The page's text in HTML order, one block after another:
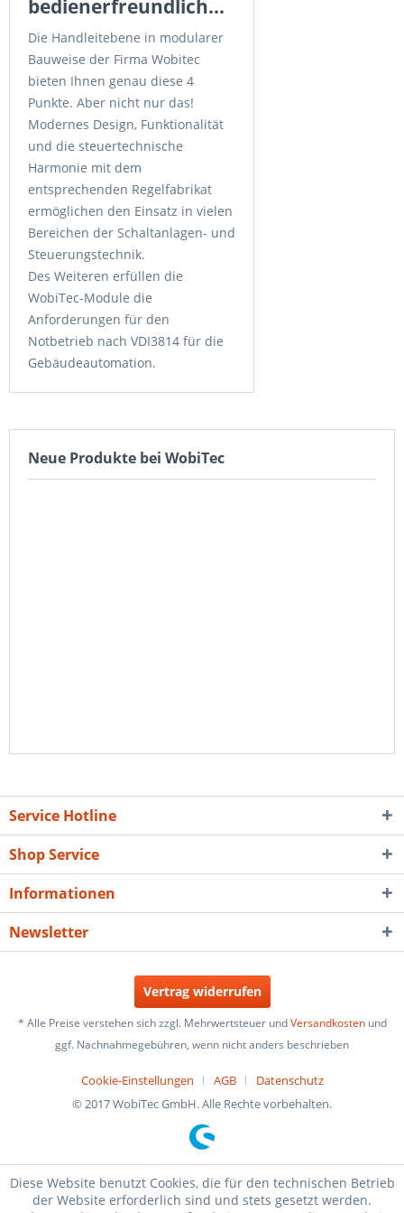
bedienerfreundlich...
Die Handleitebene in modularer
Bauweise der Firma Wobitec
bieten Ihnen genau diese 4
Punkte. Aber nicht nur das!
Modernes Design, Funktionalität
und die steuertechnische
Harmonie mit dem
entsprechenden Regelfabrikat
ermöglichen den Einsatz in vielen
Bereichen der Schaltanlagen- und
Steuerungstechnik.
Des Weiteren erfüllen die
WobiTec-Module die
Anforderungen für den
Notbetrieb nach VDI3814 für die
Gebäudeautomation.
Neue Produkte bei WobiTec
Service Hotline
Shop Service
Informationen
Newsletter
Vertrag widerrufen
* Alle Preise verstehen sich zzgl. Mehrwertsteuer undVersandkostenund
ggf. Nachnahmegebühren, wenn nicht anders beschrieben
Cookie-Einstellungen AGB
Datenschutz
© 2017 WobiTec GmbH. Alle Rechte vorbehalten.
Diese Website benutzt Cookies, die für den technischen Betrieb
der Website erforderlich sind und stets gesetzt werden.